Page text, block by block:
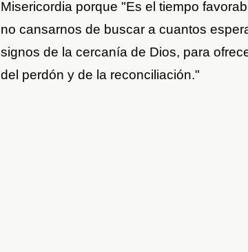
Misericordia porque "Es el tiempo
no cansarnos de buscar a cuantos
signos de la cercanía de Dios, para
del perdón y de la reconciliación."